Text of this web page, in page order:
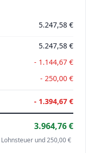
5.247,58 €
5.247,58 €
- 1.144,67 €
- 250,00 €
- 1.394,67 €
3.964,76 €
Lohnsteuer und 250,00 €